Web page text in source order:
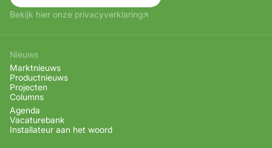
Bekijk hier onze privacyverklaring
Nieuws
Marktnieuws
Productnieuws
Projecten
Columns
Agenda
Vacaturebank
Installateur aan het woord